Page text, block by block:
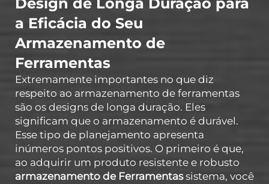
a Eficácia do Seu
Armazenamento de
Ferramentas
Extremamente importantes no que diz
respeito ao armazenamento de ferramentas
são os designs de longa duração. Eles
significam que o armazenamento é durável.
Esse tipo de planejamento apresenta
inúmeros pontos positivos. O primeiro é que,
ao adquirir um produto resistente e robusto
armazenamento de Ferramentassistema, você